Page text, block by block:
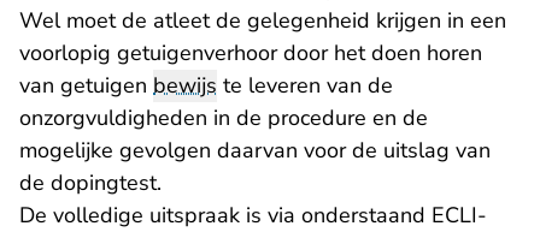
Wel moet de atleet de gelegenheid krijgen in een
voorlopig getuigenverhoor door het doen horen
van getuigen bewijs te leveren van de
onzorgvuldigheden in de procedure en de
mogelijke gevolgen daarvan voor de uitslag van
de dopingtest.
De volledige uitspraak is via onderstaand ECLI-